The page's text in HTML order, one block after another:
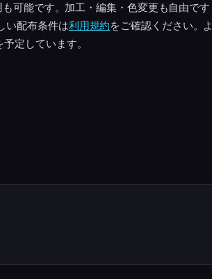
可能です。加工・編集・色変更も自由です
い配布条件は利用規約をご確認ください。よ
定しています。